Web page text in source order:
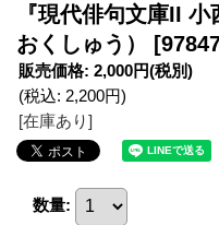
『現代俳句文庫II
おくしゅう）
販売価格: 2,000円(税別)
(税込: 2,200円)
[在庫あり]
数量: